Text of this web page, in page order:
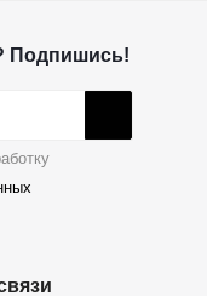
Подпишись!